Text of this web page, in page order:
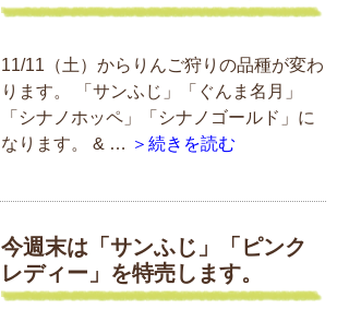
11/11（土）からりんご狩りの品種が変わ
ります。 「サンふじ」「ぐんま名月」
「シナノホッペ」「シナノゴールド」に
なります。 & … ＞続きを読む
今週末は「サンふじ」「ピンク
レディー」を特売します。